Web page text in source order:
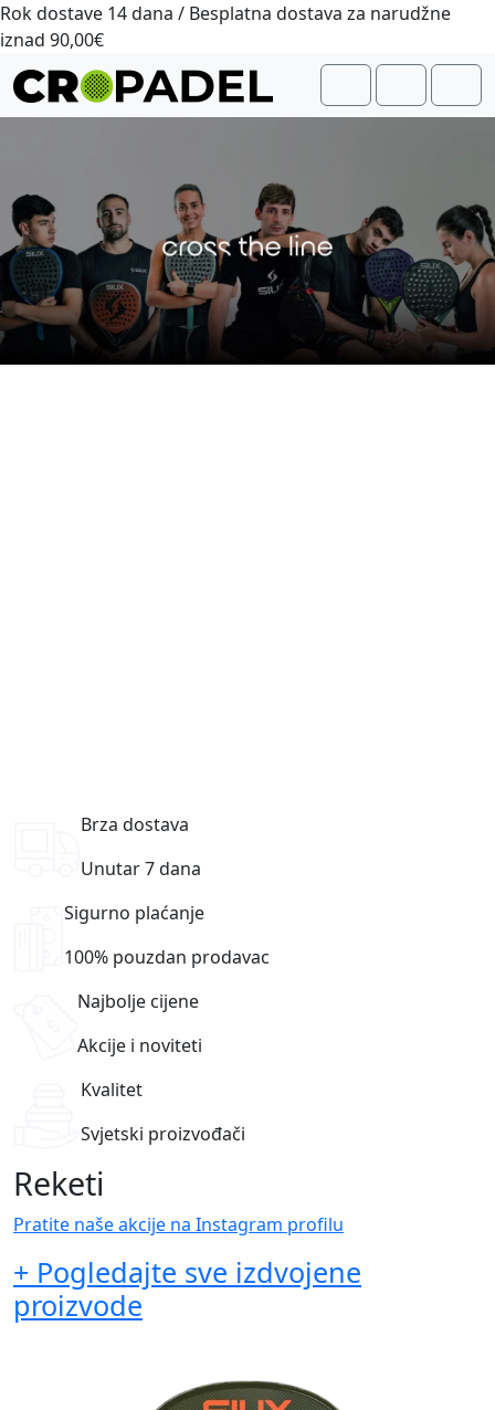
Skip to content
Rok dostave 14 dana / Besplatna dostava za narudžne
iznad 90,00€
Account
Cart
Brza dostava
Unutar 7 dana
Sigurno plaćanje
100% pouzdan prodavac
Najbolje cijene
Akcije i noviteti
Kvalitet
Svjetski proizvođači
Reketi
Pratite naše akcije na Instagram profilu
+ Pogledajte sve izdvojene
proizvode